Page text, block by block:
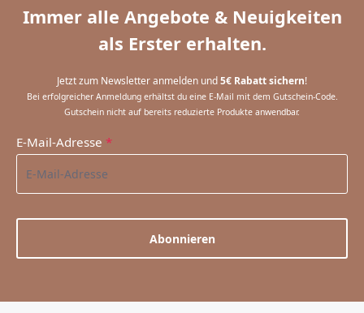
Immer alle Angebote & Neuigkeiten
als Erster erhalten.
Jetzt zum Newsletter anmelden und5€ Rabatt sichern!
Bei erfolgreicher Anmeldung erhältst du eine E-Mail mit dem Gutschein-Code.
Gutschein nicht auf bereits reduzierte Produkte anwendbar.
E-Mail-Adresse *
Abonnieren